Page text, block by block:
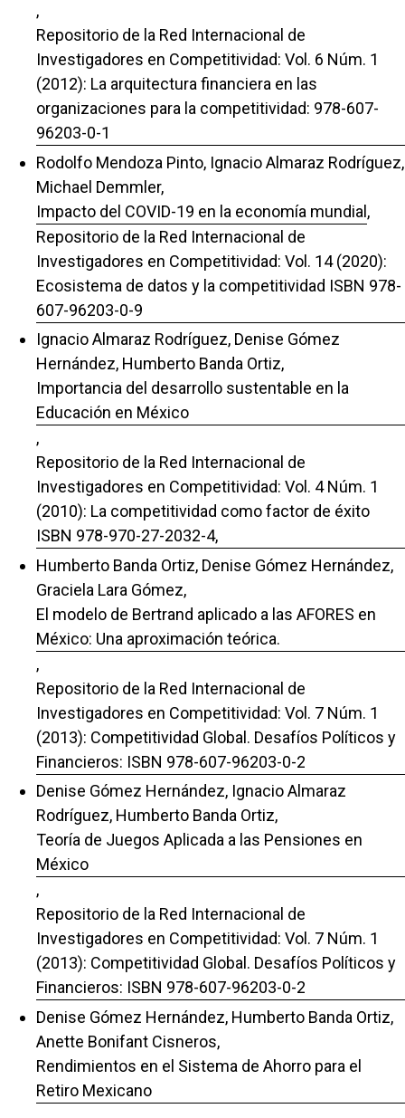
,
Repositorio de la Red Internacional de
Investigadores en Competitividad: Vol. 6 Núm. 1
(2012): La arquitectura financiera en las
organizaciones para la competitividad: 978-607-
96203-0-1
Rodolfo Mendoza Pinto, Ignacio Almaraz Rodríguez,
Michael Demmler,
Impacto del COVID-19 en la economía mundial,
Repositorio de la Red Internacional de
Investigadores en Competitividad: Vol. 14 (2020):
Ecosistema de datos y la competitividad ISBN 978-
607-96203-0-9
Ignacio Almaraz Rodríguez, Denise Gómez
Hernández, Humberto Banda Ortiz,
Importancia del desarrollo sustentable en la
Educación en México
,
Repositorio de la Red Internacional de
Investigadores en Competitividad: Vol. 4 Núm. 1
(2010): La competitividad como factor de éxito
ISBN 978-970-27-2032-4,
Humberto Banda Ortiz, Denise Gómez Hernández,
Graciela Lara Gómez,
El modelo de Bertrand aplicado a las AFORES en
México: Una aproximación teórica.
,
Repositorio de la Red Internacional de
Investigadores en Competitividad: Vol. 7 Núm. 1
(2013): Competitividad Global. Desafíos Políticos y
Financieros: ISBN 978-607-96203-0-2
Denise Gómez Hernández, Ignacio Almaraz
Rodríguez, Humberto Banda Ortiz,
Teoría de Juegos Aplicada a las Pensiones en
México
,
Repositorio de la Red Internacional de
Investigadores en Competitividad: Vol. 7 Núm. 1
(2013): Competitividad Global. Desafíos Políticos y
Financieros: ISBN 978-607-96203-0-2
Denise Gómez Hernández, Humberto Banda Ortiz,
Anette Bonifant Cisneros,
Rendimientos en el Sistema de Ahorro para el
Retiro Mexicano